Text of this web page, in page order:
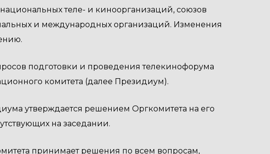
теле- и киноорганизаций, союзов
и международных организаций. Изменения
подготовки и проведения телекинофорума
комитета (далее Президиум).
утверждается решением Оргкомитета на его
на заседании.
принимает решения по всем вопросам,